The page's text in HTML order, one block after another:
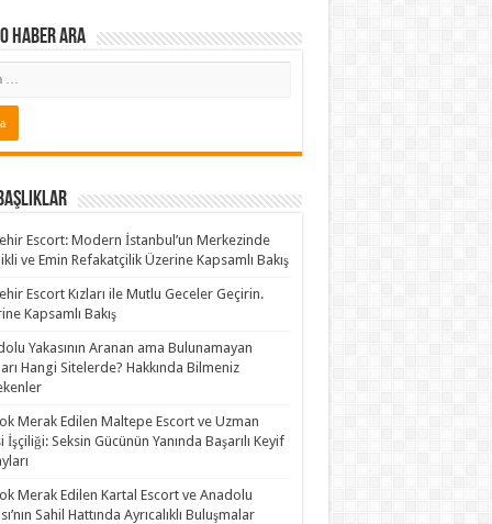
Haber ARA
Escort: Modern İstanbul’un Merkezinde
ve Emin Refakatçilik Üzerine Kapsamlı Bakış
Escort Kızları ile Mutlu Geceler Geçirin.
Kapsamlı Bakış
Yakasının Aranan ama Bulunamayan
Hangi Sitelerde? Hakkında Bilmeniz
Merak Edilen Maltepe Escort ve Uzman
İşçiliği: Seksin Gücünün Yanında Başarılı Keyif
Merak Edilen Kartal Escort ve Anadolu
Sahil Hattında Ayrıcalıklı Buluşmalar